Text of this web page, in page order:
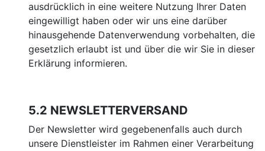
ausdrücklich in eine weitere Nutzung Ihrer Daten
eingewilligt haben oder wir uns eine darüber
hinausgehende Datenverwendung vorbehalten, die
gesetzlich erlaubt ist und über die wir Sie in dieser
Erklärung informieren.
5.2 NEWSLETTERVERSAND
Der Newsletter wird gegebenenfalls auch durch
unsere Dienstleister im Rahmen einer Verarbeitung